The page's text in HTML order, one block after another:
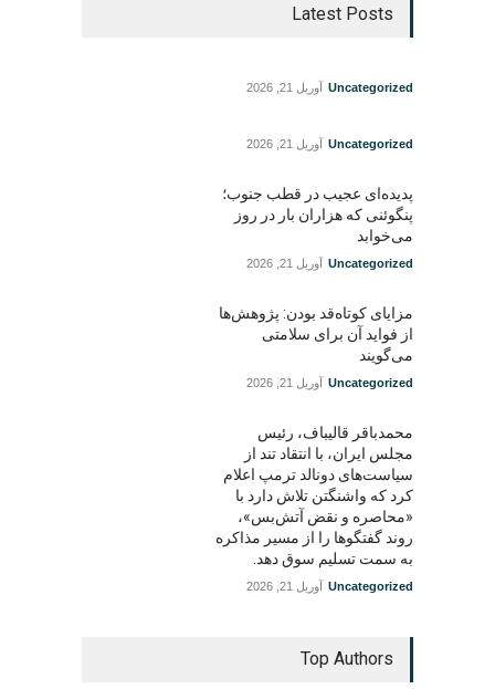
Latest Posts
Uncategorized آوریل 21, 2026
Uncategorized آوریل 21, 2026
پدیده‌ای عجیب در قطب جنوب؛
پنگوئنی که هزاران بار در روز
می‌خوابد
Uncategorized آوریل 21, 2026
مزایای کوتاه‌قد بودن: پژوهش‌ها
از فواید آن برای سلامتی
می‌گویند
Uncategorized آوریل 21, 2026
محمدباقر قالیباف، رئیس
مجلس ایران، با انتقاد تند از
سیاست‌های دونالد ترمپ اعلام
کرد که واشنگتن تلاش دارد با
«محاصره و نقض آتش‌بس»،
روند گفتگوها را از مسیر مذاکره
به سمت تسلیم سوق دهد.
Uncategorized آوریل 21, 2026
Top Authors